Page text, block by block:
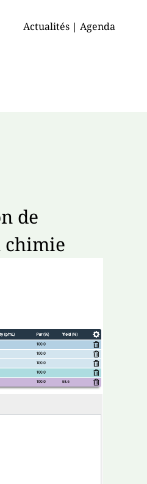
Actualités | Agenda
de
chimie